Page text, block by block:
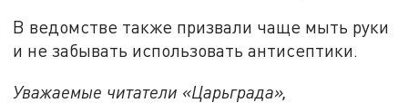
В ведомстве также призвали чаще мыть руки
и не забывать использовать антисептики.
Уважаемые читатели «Царьграда»,